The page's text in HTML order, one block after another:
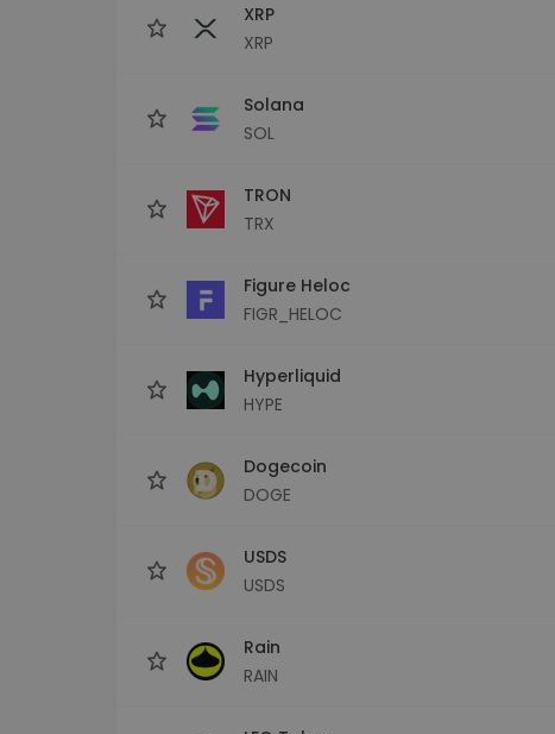
XRP
XRP
Solana
SOL
TRON
TRX
Figure Heloc
FIGR_HELOC
Hyperliquid
HYPE
Dogecoin
DOGE
USDS
USDS
Rain
RAIN